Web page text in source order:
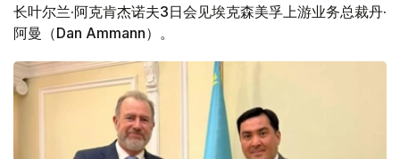
长叶尔兰·阿克肯杰诺夫3日会见埃克森美孚上游业务总裁丹·
阿曼（Dan Ammann）。